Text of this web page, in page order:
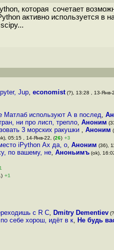
которая сочетает
активно используется в
Jup, economist (?), 13:28 , 13-Янв-
Матлаб используют А в послед,
ни про лисп, трепло, Аноним
3 морских ракушки , Аноним
05:15 , 14-Янв-22, (26) +3
iPython Ах да, о, Аноним (36),
по вашему, не, Аноньимъ (ok),
+1
с R С, Dmitry Dementiev
себе хорош, идёт в к, Не будь